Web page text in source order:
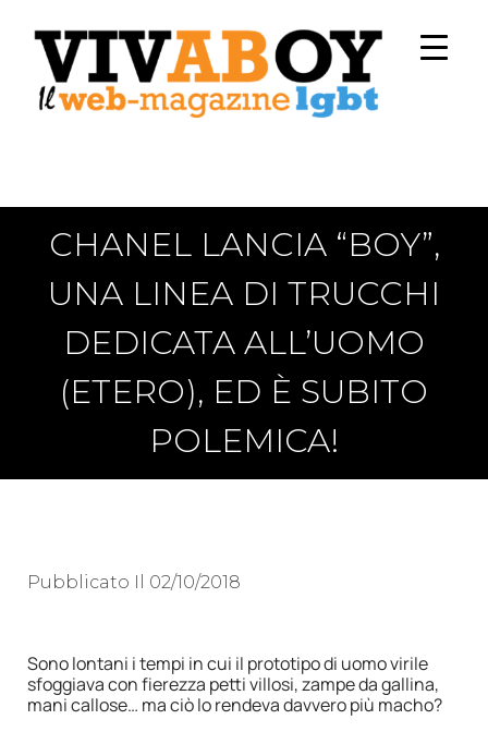
CHANEL LANCIA “BOY”,
UNA LINEA DI TRUCCHI
DEDICATA ALL’UOMO
(ETERO), ED È SUBITO
POLEMICA!
Pubblicato Il 02/10/2018
Sono lontani i tempi in cui il prototipo di uomo virile
sfoggiava con fierezza petti villosi, zampe da gallina,
mani callose… ma ciò lo rendeva davvero più macho?